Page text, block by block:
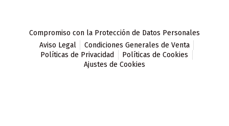
Compromiso con la Protección de Datos Personales
Aviso Legal
Condiciones Generales de Venta
Políticas de Privacidad
Políticas de Cookies
Ajustes de Cookies